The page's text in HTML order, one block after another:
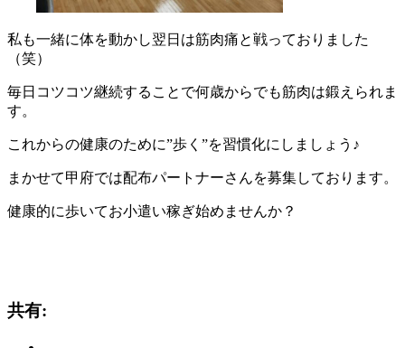
私も一緒に体を動かし翌日は筋肉痛と戦っておりました
（笑）
毎日コツコツ継続することで何歳からでも筋肉は鍛えられま
す。
これからの健康のために”歩く”を習慣化にしましょう♪
まかせて甲府では配布パートナーさんを募集しております。
健康的に歩いてお小遣い稼ぎ始めませんか？
共有: